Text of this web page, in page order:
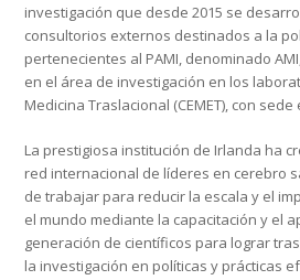
investigación que desde 2015 se
consultorios externos destinados a la
pertenecientes al PAMI, denominado
en el área de investigación en los
Medicina Traslacional (CEMET), con
La prestigiosa institución de Irlanda ha
red internacional de líderes en cerebro
de trabajar para reducir la escala y el
el mundo mediante la capacitación y el
generación de científicos para lograr
la investigación en políticas y prácticas